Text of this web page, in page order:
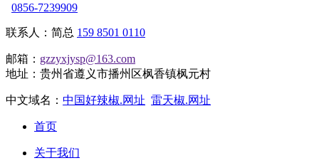
0856-7239909
联系人：简总 159 8501 0110
邮箱： gzzyxjysp@163.com
地址：贵州省遵义市播州区枫香镇枫元村
中文域名： 中国好辣椒.网址 雷天椒.网址
首页
关于我们